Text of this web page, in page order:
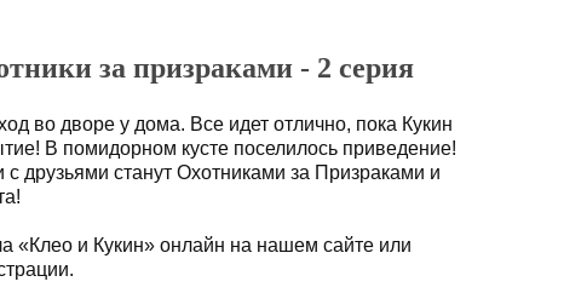
за призраками - 2 серия
во дворе у дома. Все идет отлично, пока Кукин
В помидорном кусте поселилось приведение!
с друзьями станут Охотниками за Призраками и
«Клео и Кукин» онлайн на нашем сайте или